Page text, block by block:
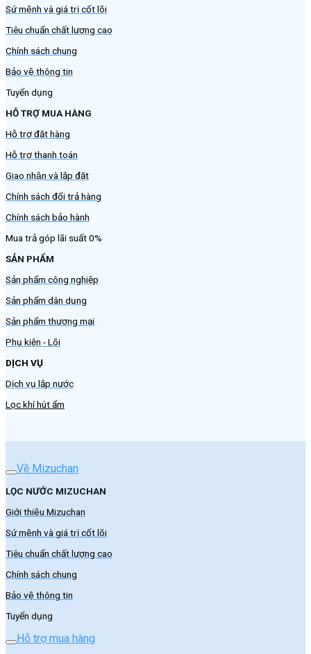
Sứ mệnh và giá trị cốt lõi
Tiêu chuẩn chất lượng cao
Chính sách chung
Bảo vệ thông tin
Tuyển dụng
HỖ TRỢ MUA HÀNG
Hỗ trợ đặt hàng
Hỗ trợ thanh toán
Giao nhận và lắp đặt
Chính sách đổi trả hàng
Chính sách bảo hành
Mua trả góp lãi suất 0%
SẢN PHẨM
Sản phẩm công nghiệp
Sản phẩm dân dụng
Sản phẩm thương mại
Phụ kiện - Lõi
DỊCH VỤ
Dịch vụ lắp nước
Lọc khí hút ẩm
Về Mizuchan
LỌC NƯỚC MIZUCHAN
Giới thiệu Mizuchan
Sứ mệnh và giá trị cốt lõi
Tiêu chuẩn chất lượng cao
Chính sách chung
Bảo vệ thông tin
Tuyển dụng
Hỗ trợ mua hàng